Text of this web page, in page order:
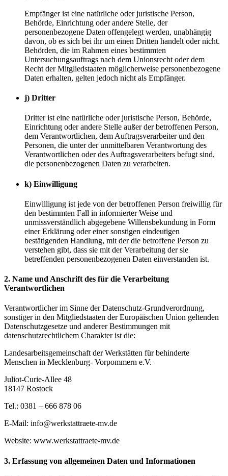
Empfänger ist eine natürliche oder juristische Person,
Behörde, Einrichtung oder andere Stelle, der
personenbezogene Daten offengelegt werden, unabhängig
davon, ob es sich bei ihr um einen Dritten handelt oder nicht.
Behörden, die im Rahmen eines bestimmten
Untersuchungsauftrags nach dem Unionsrecht oder dem
Recht der Mitgliedstaaten möglicherweise personenbezogene
Daten erhalten, gelten jedoch nicht als Empfänger.
j) Dritter
Dritter ist eine natürliche oder juristische Person, Behörde,
Einrichtung oder andere Stelle außer der betroffenen Person,
dem Verantwortlichen, dem Auftragsverarbeiter und den
Personen, die unter der unmittelbaren Verantwortung des
Verantwortlichen oder des Auftragsverarbeiters befugt sind,
die personenbezogenen Daten zu verarbeiten.
k) Einwilligung
Einwilligung ist jede von der betroffenen Person freiwillig für
den bestimmten Fall in informierter Weise und
unmissverständlich abgegebene Willensbekundung in Form
einer Erklärung oder einer sonstigen eindeutigen
bestätigenden Handlung, mit der die betroffene Person zu
verstehen gibt, dass sie mit der Verarbeitung der sie
betreffenden personenbezogenen Daten einverstanden ist.
2. Name und Anschrift des für die Verarbeitung
Verantwortlichen
Verantwortlicher im Sinne der Datenschutz-Grundverordnung,
sonstiger in den Mitgliedstaaten der Europäischen Union geltenden
Datenschutzgesetze und anderer Bestimmungen mit
datenschutzrechtlichem Charakter ist die:
Landesarbeitsgemeinschaft der Werkstätten für behinderte
Menschen in Mecklenburg- Vorpommern e.V.
Juliot-Curie-Allee 48
18147 Rostock
Tel.: 0381 – 666 878 06
E-Mail: info@werkstattraete-mv.de
Website: www.werkstattraete-mv.de
3. Erfassung von allgemeinen Daten und Informationen